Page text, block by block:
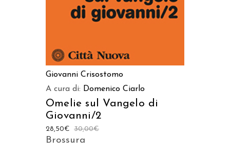
Giovanni Crisostomo
A cura di: Domenico Ciarlo
Omelie sul Vangelo di
Giovanni/2
30,00€
28,50€
Brossura